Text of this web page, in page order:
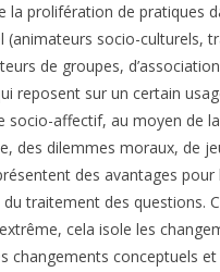
la prolifération de pratiques
(animateurs socio-culturels,
de groupes,
reposent sur un certain
socio-affectif, au moyen de
des dilemmes moraux, de
des avantages pour
traitement des questions.
cela isole les
changements conceptuels